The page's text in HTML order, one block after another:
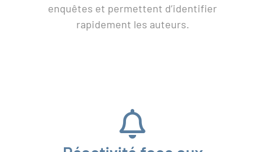
enquêtes et permettent d’identifier
rapidement les auteurs.